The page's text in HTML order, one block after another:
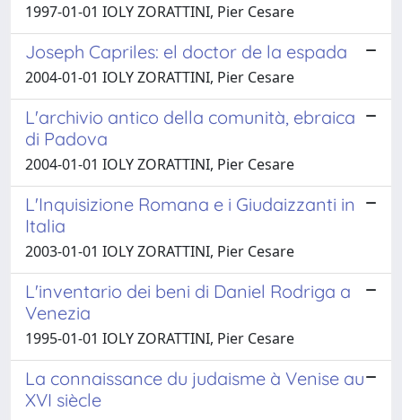
1997-01-01 IOLY ZORATTINI, Pier Cesare
Joseph Capriles: el doctor de la espada
2004-01-01 IOLY ZORATTINI, Pier Cesare
L'archivio antico della comunità, ebraica
di Padova
2004-01-01 IOLY ZORATTINI, Pier Cesare
L'Inquisizione Romana e i Giudaizzanti in
Italia
2003-01-01 IOLY ZORATTINI, Pier Cesare
L'inventario dei beni di Daniel Rodriga a
Venezia
1995-01-01 IOLY ZORATTINI, Pier Cesare
La connaissance du judaisme à Venise au
XVI siècle